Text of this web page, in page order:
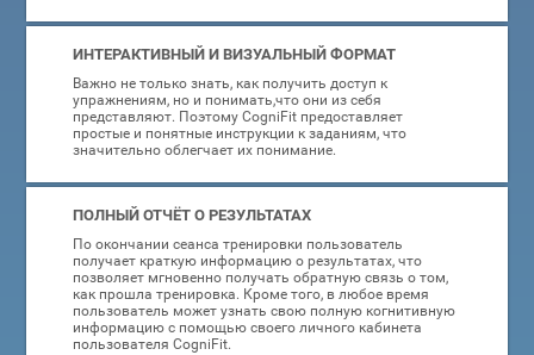
ИНТЕРАКТИВНЫЙ И ВИЗУАЛЬНЫЙ ФОРМАТ
Важно не только знать, как получить доступ к
упражнениям, но и понимать,что они из себя
представляют. Поэтому CogniFit предоставляет
простые и понятные инструкции к заданиям, что
значительно облегчает их понимание.
ПОЛНЫЙ ОТЧЁТ О РЕЗУЛЬТАТАХ
По окончании сеанса тренировки пользователь
получает краткую информацию о результатах, что
позволяет мгновенно получать обратную связь о том,
как прошла тренировка. Кроме того, в любое время
пользователь может узнать свою полную когнитивную
информацию с помощью своего личного кабинета
пользователя CogniFit.